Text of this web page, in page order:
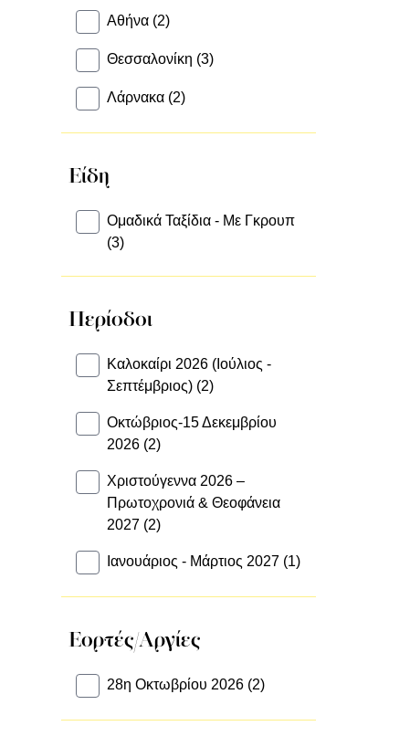
Αθήνα (2)
Θεσσαλονίκη (3)
Λάρνακα (2)
Είδη
Ομαδικά Ταξίδια - Με Γκρουπ
(3)
Περίοδοι
Καλοκαίρι 2026 (Ιούλιος -
Σεπτέμβριος) (2)
Οκτώβριος-15 Δεκεμβρίου
2026 (2)
Χριστούγεννα 2026 –
Πρωτοχρονιά & Θεοφάνεια
2027 (2)
Ιανουάριος - Μάρτιος 2027 (1)
Εορτές/Αργίες
28η Οκτωβρίου 2026 (2)